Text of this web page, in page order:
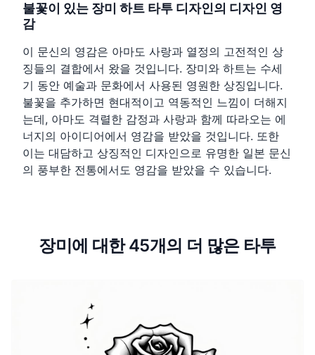
불꽃이 있는 장미 하트 타투 디자인의 디자인 영
감
이 문신의 영감은 아마도 사랑과 열정의 고전적인 상
징들의 결합에서 왔을 것입니다. 장미와 하트는 수세
기 동안 예술과 문화에서 사용된 영원한 상징입니다.
불꽃을 추가하면 현대적이고 역동적인 느낌이 더해지
는데, 아마도 격렬한 감정과 사랑과 함께 따라오는 에
너지의 아이디어에서 영감을 받았을 것입니다. 또한
이는 대담하고 상징적인 디자인으로 유명한 일본 문신
의 풍부한 전통에서도 영감을 받았을 수 있습니다.
장미에 대한 45개의 더 많은 타투